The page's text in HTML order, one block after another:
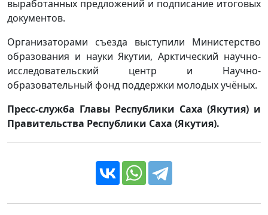
выработанных предложений и подписание итоговых
документов.
Организаторами съезда выступили Министерство
образования и науки Якутии, Арктический научно-
исследовательский центр и Научно-
образовательный фонд поддержки молодых учёных.
Пресс-служба Главы Республики Саха (Якутия) и
Правительства Республики Саха (Якутия).